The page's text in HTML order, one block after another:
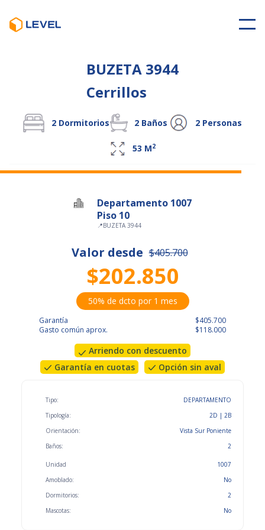
BUZETA 3944
Cerrillos
2 Dormitorios 2 Baños 2 Personas
53 M2
Departamento 1007
Piso 10
📍BUZETA 3944
Valor desde $405.700
$202.850
50% de dcto por 1 mes
Garantía
Gasto común aprox.
$405.700
$118.000
Arriendo con descuento
Garantía en cuotas
Opción sin aval
Tipo:
Tipología:
Orientación:
Baños:
DEPARTAMENTO
2D | 2B
Vista Sur Poniente
2
Unidad
Amoblado:
Dormitorios:
Mascotas:
1007
No
2
No